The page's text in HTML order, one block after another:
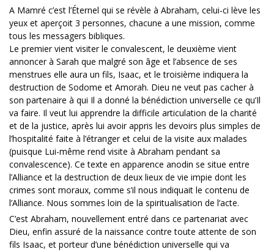
A Mamré c’est l’Éternel qui se révèle à Abraham, celui-ci lève les
yeux et aperçoit 3 personnes, chacune a une mission, comme
tous les messagers bibliques.
Le premier vient visiter le convalescent, le deuxième vient
annoncer à Sarah que malgré son âge et l’absence de ses
menstrues elle aura un fils, Isaac, et le troisième indiquera la
destruction de Sodome et Amorah. Dieu ne veut pas cacher à
son partenaire à qui Il a donné la bénédiction universelle ce qu’Il
va faire. Il veut lui apprendre la difficile articulation de la charité
et de la justice, après lui avoir appris les devoirs plus simples de
l’hospitalité faite à l’étranger et celui de la visite aux malades
(puisque Lui-même rend visite à Abraham pendant sa
convalescence). Ce texte en apparence anodin se situe entre
l’Alliance et la destruction de deux lieux de vie impie dont les
crimes sont moraux, comme s’il nous indiquait le contenu de
l’Alliance. Nous sommes loin de la spiritualisation de l’acte.
C’est Abraham, nouvellement entré dans ce partenariat avec
Dieu, enfin assuré de la naissance contre toute attente de son
fils Isaac, et porteur d’une bénédiction universelle qui va